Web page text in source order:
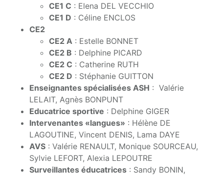
CE1 C : Elena DEL VECCHIO
CE1 D : Céline ENCLOS
CE2
CE2 A : Estelle BONNET
CE2 B : Delphine PICARD
CE2 C : Catherine RUTH
CE2 D : Stéphanie GUITTON
Enseignantes spécialisées ASH : Valérie
LELAIT, Agnès BONPUNT
Educatrice sportive : Delphine GIGER
Intervenantes «langues» : Hélène DE
LAGOUTINE, Vincent DENIS, Lama DAYE
AVS : Valérie RENAULT, Monique SOURCEAU,
Sylvie LEFORT, Alexia LEPOUTRE
Surveillantes éducatrices : Sandy BONIN,